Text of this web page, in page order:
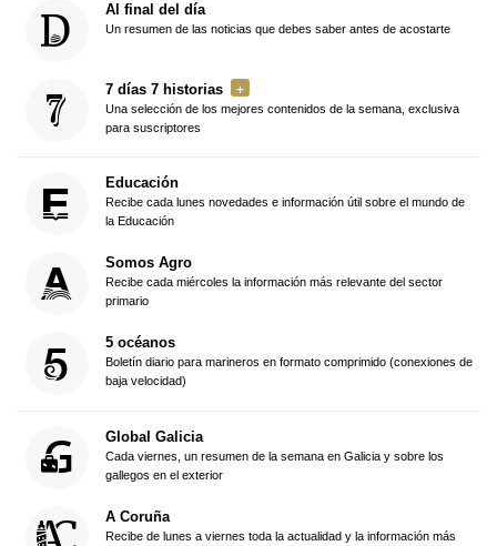
Al final del día
Un resumen de las noticias que debes saber antes de acostarte
7 días 7 historias
Una selección de los mejores contenidos de la semana, exclusiva
para suscriptores
Educación
Recibe cada lunes novedades e información útil sobre el mundo de
la Educación
Somos Agro
Recibe cada miércoles la información más relevante del sector
primario
5 océanos
Boletín diario para marineros en formato comprimido (conexiones de
baja velocidad)
Global Galicia
Cada viernes, un resumen de la semana en Galicia y sobre los
gallegos en el exterior
A Coruña
Recibe de lunes a viernes toda la actualidad y la información más